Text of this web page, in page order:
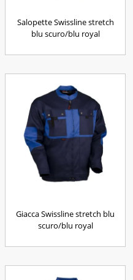
Salopette Swissline stretch
blu scuro/blu royal
Giacca Swissline stretch blu
scuro/blu royal